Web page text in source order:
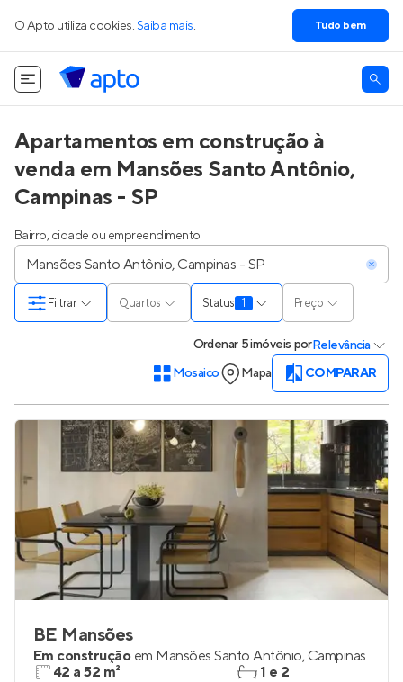
O Apto utiliza cookies. Saiba mais. Tudo bem
Apartamentos em construção à
venda em Mansões Santo Antônio,
Campinas - SP
Bairro, cidade ou empreendimento
Quartos Status 1 Preço
Filtrar
Ordenar 5 imóveis porRelevância
Mosaico
Mapa COMPARAR
BE Mansões
Em construção em Mansões Santo Antônio, Campinas
42 a 52 m²
1 e 2